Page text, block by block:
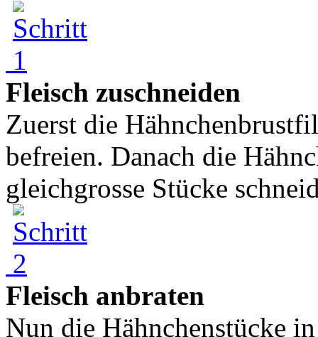
Fleisch zuschneiden
Zuerst die
befreien. Danach die
gleichgrosse Stücke
Fleisch anbraten
Nun die Hähnchenstücke